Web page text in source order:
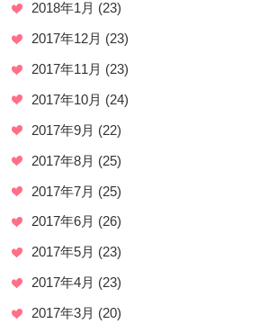
2018年1月 (23)
2017年12月 (23)
2017年11月 (23)
2017年10月 (24)
2017年9月 (22)
2017年8月 (25)
2017年7月 (25)
2017年6月 (26)
2017年5月 (23)
2017年4月 (23)
2017年3月 (20)